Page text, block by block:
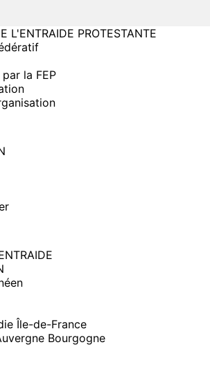
L'ENTRAIDE PROTESTANTE
la FEP
Île-de-France
Bourgogne